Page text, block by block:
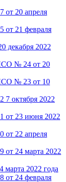
от 20 апреля
от 21 февраля
декабря 2022
№ 24 от 20
№ 23 от 10
7 октября 2022
от 23 июня 2022
от 22 апреля
от 24 марта 2022
марта 2022 года
от 24 февраля